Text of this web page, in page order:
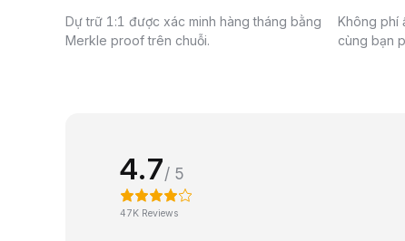
Dự trữ 1:1 được xác minh hàng tháng bằng
Merkle proof trên chuỗi.
Không phí
cùng bạn
4.7/ 5
47K Reviews